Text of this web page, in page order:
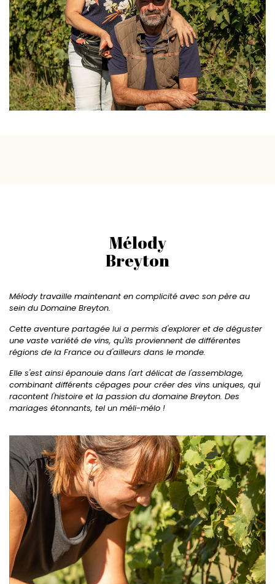
Mélody
Breyton
Mélody travaille maintenant en complicité avec son père au
sein du Domaine Breyton.
Cette aventure partagée lui a permis d'explorer et de déguster
une vaste variété de vins, qu'ils proviennent de différentes
régions de la France ou d'ailleurs dans le monde.
Elle s'est ainsi épanouie dans l'art délicat de l'assemblage,
combinant différents cépages pour créer des vins uniques, qui
racontent l'histoire et la passion du domaine Breyton. Des
mariages étonnants, tel un méli-mélo !